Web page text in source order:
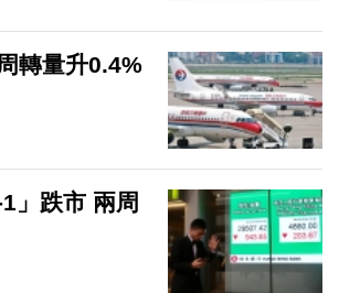
轉量升0.4%
」跌市 兩周